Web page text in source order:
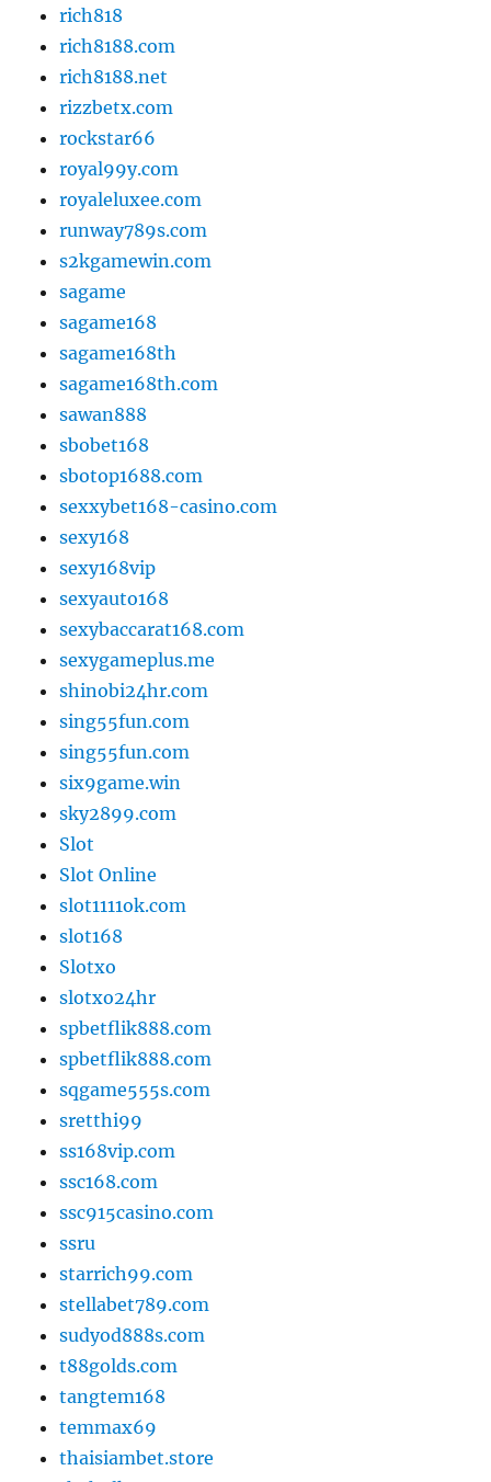
rich818
rich8188.com
rich8188.net
rizzbetx.com
rockstar66
royal99y.com
royaleluxee.com
runway789s.com
s2kgamewin.com
sagame
sagame168
sagame168th
sagame168th.com
sawan888
sbobet168
sbotop1688.com
sexxybet168-casino.com
sexy168
sexy168vip
sexyauto168
sexybaccarat168.com
sexygameplus.me
shinobi24hr.com
sing55fun.com
sing55fun.com
six9game.win
sky2899.com
Slot
Slot Online
slot1111ok.com
slot168
Slotxo
slotxo24hr
spbetflik888.com
spbetflik888.com
sqgame555s.com
sretthi99
ss168vip.com
ssc168.com
ssc915casino.com
ssru
starrich99.com
stellabet789.com
sudyod888s.com
t88golds.com
tangtem168
temmax69
thaisiambet.store